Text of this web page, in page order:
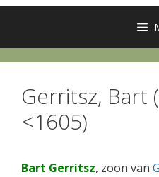
Gerritsz, Bart
<1605)
Bart Gerritsz, zoon van